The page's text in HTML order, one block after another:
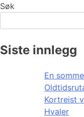
Søk
Siste innlegg
En
Kortreist
Hvaler